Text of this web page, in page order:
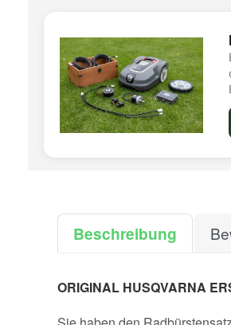
Beschreibung
ORIGINAL HUSQVARNA